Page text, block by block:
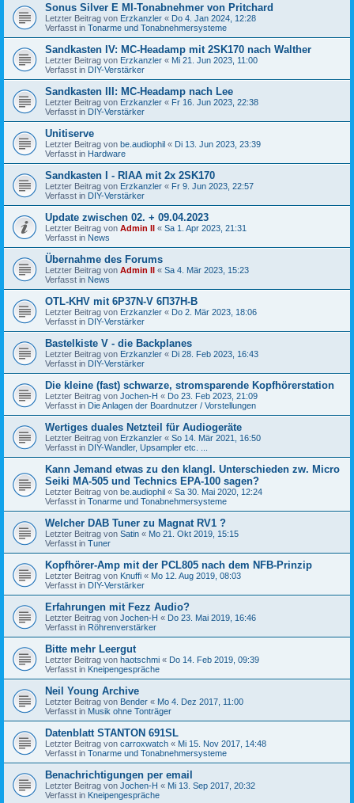
Sonus Silver E MI-Tonabnehmer von Pritchard
Letzter Beitrag von Erzkanzler « Do 4. Jan 2024, 12:28
Verfasst in Tonarme und Tonabnehmersysteme
Sandkasten IV: MC-Headamp mit 2SK170 nach Walther
Letzter Beitrag von Erzkanzler « Mi 21. Jun 2023, 11:00
Verfasst in DIY-Verstärker
Sandkasten III: MC-Headamp nach Lee
Letzter Beitrag von Erzkanzler « Fr 16. Jun 2023, 22:38
Verfasst in DIY-Verstärker
Unitiserve
Letzter Beitrag von be.audiophil « Di 13. Jun 2023, 23:39
Verfasst in Hardware
Sandkasten I - RIAA mit 2x 2SK170
Letzter Beitrag von Erzkanzler « Fr 9. Jun 2023, 22:57
Verfasst in DIY-Verstärker
Update zwischen 02. + 09.04.2023
Letzter Beitrag von Admin II « Sa 1. Apr 2023, 21:31
Verfasst in News
Übernahme des Forums
Letzter Beitrag von Admin II « Sa 4. Mär 2023, 15:23
Verfasst in News
OTL-KHV mit 6P37N-V 6П37Н-В
Letzter Beitrag von Erzkanzler « Do 2. Mär 2023, 18:06
Verfasst in DIY-Verstärker
Bastelkiste V - die Backplanes
Letzter Beitrag von Erzkanzler « Di 28. Feb 2023, 16:43
Verfasst in DIY-Verstärker
Die kleine (fast) schwarze, stromsparende Kopfhörerstation
Letzter Beitrag von Jochen-H « Do 23. Feb 2023, 21:09
Verfasst in Die Anlagen der Boardnutzer / Vorstellungen
Wertiges duales Netzteil für Audiogeräte
Letzter Beitrag von Erzkanzler « So 14. Mär 2021, 16:50
Verfasst in DIY-Wandler, Upsampler etc. ...
Kann Jemand etwas zu den klangl. Unterschieden zw. Micro
Seiki MA-505 und Technics EPA-100 sagen?
Letzter Beitrag von be.audiophil « Sa 30. Mai 2020, 12:24
Verfasst in Tonarme und Tonabnehmersysteme
Welcher DAB Tuner zu Magnat RV1 ?
Letzter Beitrag von Satin « Mo 21. Okt 2019, 15:15
Verfasst in Tuner
Kopfhörer-Amp mit der PCL805 nach dem NFB-Prinzip
Letzter Beitrag von Knuffi « Mo 12. Aug 2019, 08:03
Verfasst in DIY-Verstärker
Erfahrungen mit Fezz Audio?
Letzter Beitrag von Jochen-H « Do 23. Mai 2019, 16:46
Verfasst in Röhrenverstärker
Bitte mehr Leergut
Letzter Beitrag von haotschmi « Do 14. Feb 2019, 09:39
Verfasst in Kneipengespräche
Neil Young Archive
Letzter Beitrag von Bender « Mo 4. Dez 2017, 11:00
Verfasst in Musik ohne Tonträger
Datenblatt STANTON 691SL
Letzter Beitrag von carroxwatch « Mi 15. Nov 2017, 14:48
Verfasst in Tonarme und Tonabnehmersysteme
Benachrichtigungen per email
Letzter Beitrag von Jochen-H « Mi 13. Sep 2017, 20:32
Verfasst in Kneipengespräche